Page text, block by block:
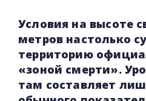
Условия на высоте
метров настолько
территорию
«зоной смерти».
там составляет